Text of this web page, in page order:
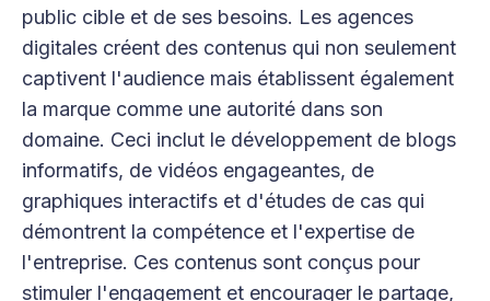
public cible et de ses besoins. Les agences
digitales créent des contenus qui non seulement
captivent l'audience mais établissent également
la marque comme une autorité dans son
domaine. Ceci inclut le développement de blogs
informatifs, de vidéos engageantes, de
graphiques interactifs et d'études de cas qui
démontrent la compétence et l'expertise de
l'entreprise. Ces contenus sont conçus pour
stimuler l'engagement et encourager le partage,